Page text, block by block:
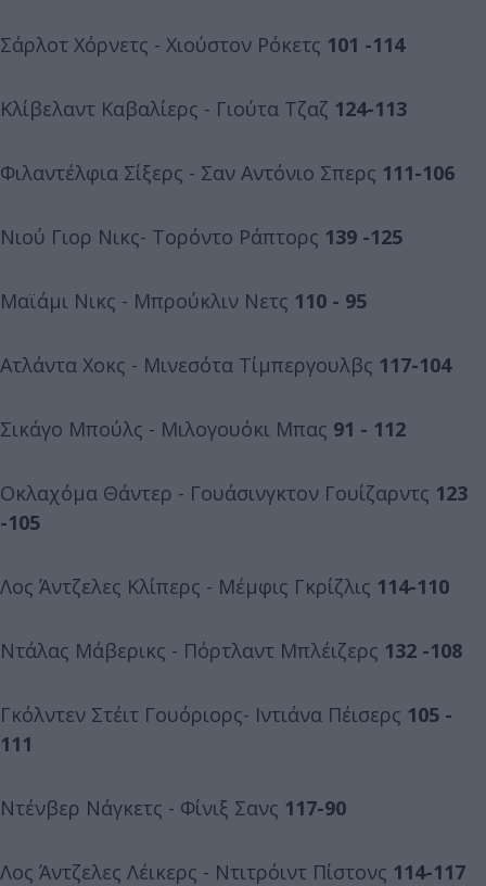
Σάρλοτ Χόρνετς - Χιούστον Ρόκετς 101 -114
Κλίβελαντ Καβαλίερς - Γιούτα Τζαζ 124-113
Φιλαντέλφια Σίξερς - Σαν Αντόνιο Σπερς 111-106
Νιού Γιορ Νικς- Τορόντο Ράπτορς 139 -125
Μαϊάμι Νικς - Μπρούκλιν Νετς 110 - 95
Ατλάντα Χοκς - Μινεσότα Τίμπεργουλβς 117-104
Σικάγο Μπούλς - Μιλογουόκι Μπας 91 - 112
Οκλαχόμα Θάντερ - Γουάσινγκτον Γουίζαρντς 123
-105
Λος Άντζελες Κλίπερς - Μέμφις Γκρίζλις 114-110
Ντάλας Μάβερικς - Πόρτλαντ Μπλέιζερς 132 -108
Γκόλντεν Στέιτ Γουόριορς- Ιντιάνα Πέισερς 105 -
111
Ντένβερ Νάγκετς - Φίνιξ Σανς 117-90
Λος Άντζελες Λέικερς - Ντιτρόιντ Πίστονς 114-117